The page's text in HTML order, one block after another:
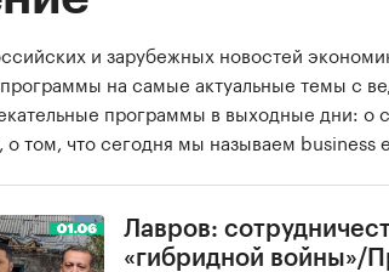
и зарубежных новостей
на самые актуальные темы с
программы в выходные дни: о
о том, что сегодня мы называем
Лавров:
«гибридной войны»/